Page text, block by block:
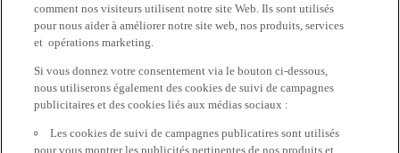
comment nos visiteurs utilisent notre site Web. Ils sont utilisés
pour nous aider à améliorer notre site web, nos produits, services
et opérations marketing.
Si vous donnez votre consentement via le bouton ci-dessous,
nous utiliserons également des cookies de suivi de campagnes
publicitaires et des cookies liés aux médias sociaux :
Les cookies de suivi de campagnes publicatires sont utilisés
pour vous montrer les publicités pertinentes de nos produits et